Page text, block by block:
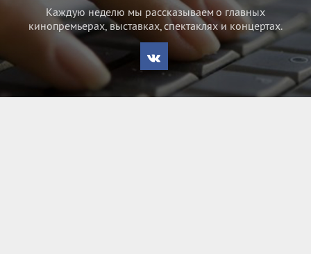
Каждую неделю мы рассказываем о главных
кинопремьерах, выставках, спектаклях и концертах.